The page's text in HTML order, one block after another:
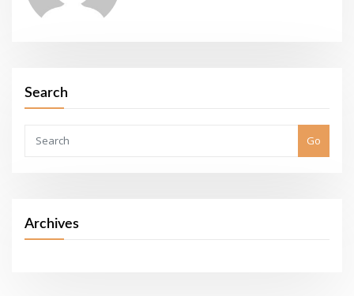
Search
Go
Archives